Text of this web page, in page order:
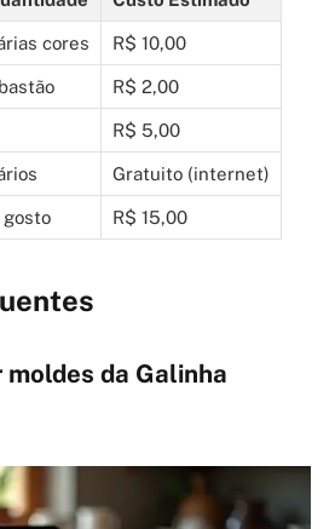
cores R$ 10,00
R$ 2,00
R$ 5,00
Gratuito (internet)
gosto R$ 15,00
da Galinha